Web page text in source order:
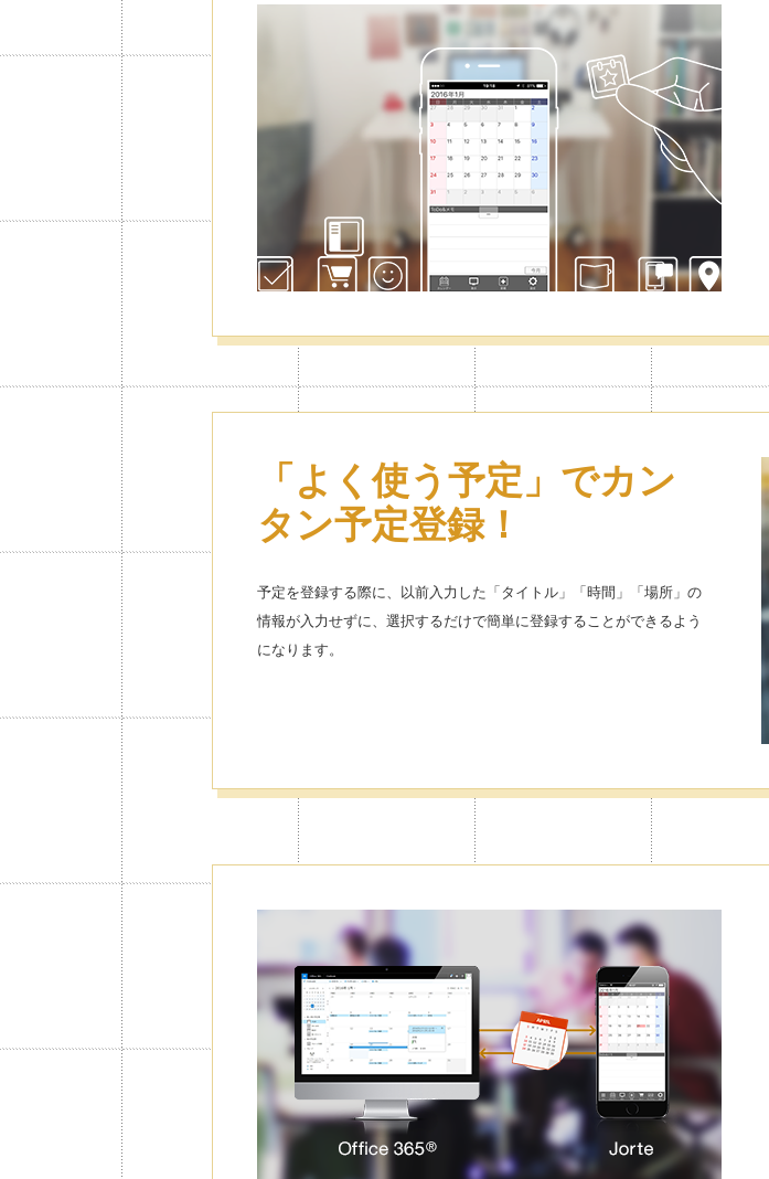
「よく使う予定」でカン
タン予定登録！
予定を登録する際に、以前入力した「タイトル」「時間」「場所」の
情報が入力せずに、選択するだけで簡単に登録することができるよう
になります。
カレンダーが追加できる
から仕事・プライベート
でも使い分け簡単
仕事、プライベート、家庭用など5つまで追加可能なので、仕事や家族
とのカレンダーは共有したり、プライベートカレンダーを作ったり、
切り替え表示して使うと、さらに見やすく管理できます。
カレンダーごとにパスワ
ードロックがかけられ
る。
必要なカレンダーだけにパスワードロックをかけられ、シークレット
モードで一覧からカレンダーを非表示にできます。設定はカレンダー
ごとにできるので、大切な情報を人の目から守れます。
着せ替え 使い放題だから
自分好みにカスタマイズ